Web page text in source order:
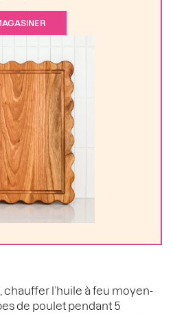
chauffer l’huile à feu moyen-
de poulet pendant 5